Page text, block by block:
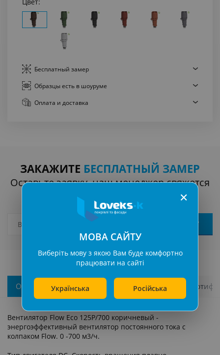
Бесплатный замер
Образцы есть в шоуруме
Оплата и доставка
ЗАКАЖИТЕ БЕСПЛАТНЫЙ ЗАМЕР
Оставьте заявку, наш менеджер свяжется
Описание Характеристики Гарантии и
Вентилятор Flow Eco 125P/700 коричневый -
энергоэффективный вентилятор постоянного тока c
колпаком Flow. 0 -700 м3/ч.
✕
МОВА САЙТУ
Виберіть мову з якою Вам буде комфортно
працювати на сайті
Українська Російська